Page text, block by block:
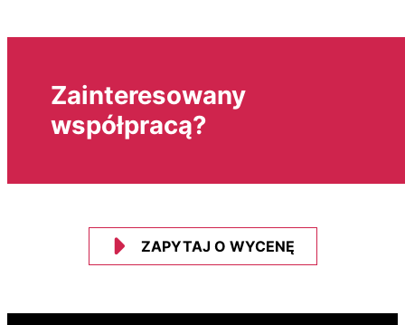
Zainteresowany
współpracą?
ZAPYTAJ O WYCENĘ